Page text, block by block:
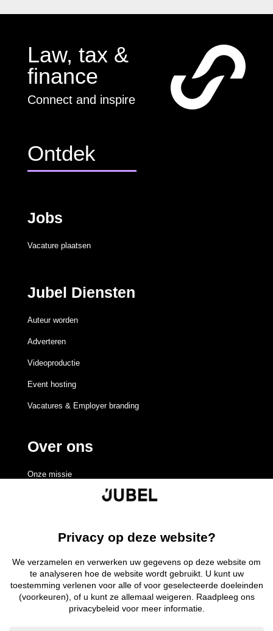
Law, tax &
finance
Connect and inspire
Ontdek
Jobs
Vacature plaatsen
Jubel Diensten
Auteur worden
Adverteren
Videoproductie
Event hosting
Vacatures & Employer branding
Over ons
Onze missie
Volgen Volgen
Volgen Volgen